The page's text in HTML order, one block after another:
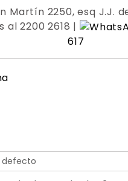
Martín 2250, esq J.J.
al 2200 2618 |
617